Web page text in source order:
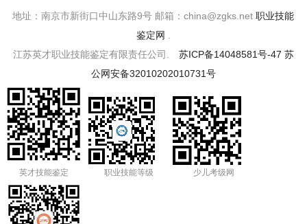
地址：南京市新街口中山东路9号 邮箱：china@zgks.net职业技能
鉴定网
江苏英才职业技能鉴定有限责任公司. 苏ICP备14048581号-47 苏
公网安备32010202010731号
英才技能鉴定 职业技能等级 少儿考级网